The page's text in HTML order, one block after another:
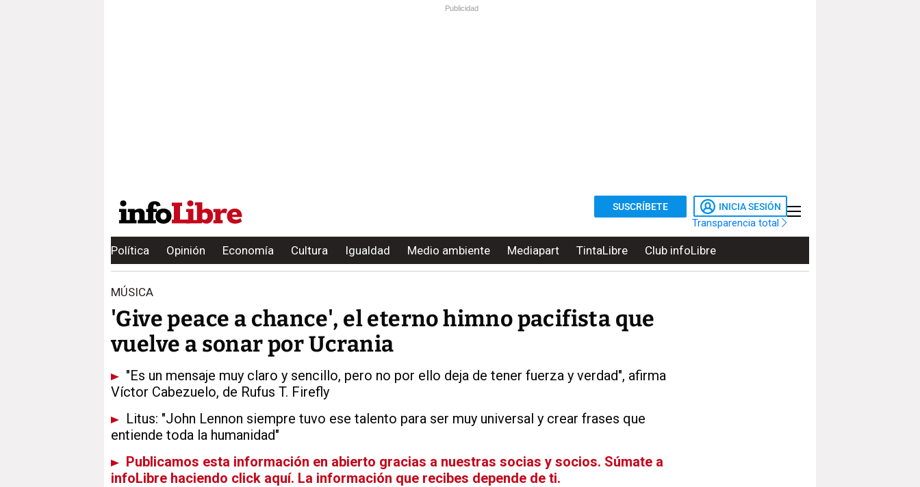
Publicidad
SUSCRÍBETE INICIA SESIÓN
Transparencia total
Política Opinión Economía Cultura Igualdad Medio ambiente Mediapart TintaLibre Club infoLibre
MÚSICA
'Give peace a chance', el eterno himno pacifista que
vuelve a sonar por Ucrania
"Es un mensaje muy claro y sencillo, pero no por ello deja de tener fuerza y verdad", afirma
Víctor Cabezuelo, de Rufus T. Firefly
Litus: "John Lennon siempre tuvo ese talento para ser muy universal y crear frases que
entiende toda la humanidad"
Publicamos esta información en abierto gracias a nuestras socias y socios. Súmate a
infoLibre haciendo click aquí. La información que recibes depende de ti.